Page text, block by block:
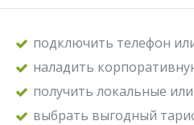
подключить телефон
наладить
получить локальные
выбрать выгодный